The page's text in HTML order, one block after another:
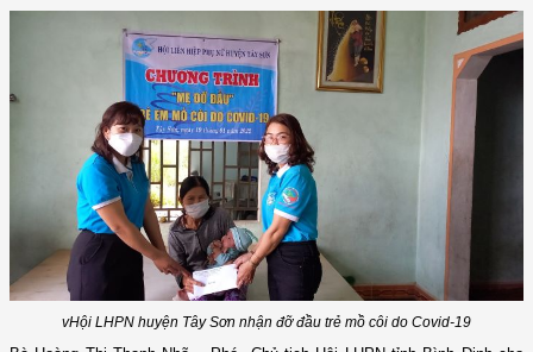
vHội LHPN huyện Tây Sơn nhận đỡ đầu trẻ mồ côi do Covid-19